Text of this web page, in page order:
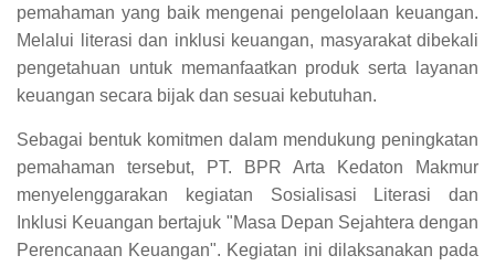
pemahaman yang baik mengenai pengelolaan keuangan.
Melalui literasi dan inklusi keuangan, masyarakat dibekali
pengetahuan untuk memanfaatkan produk serta layanan
keuangan secara bijak dan sesuai kebutuhan.
Sebagai bentuk komitmen dalam mendukung peningkatan
pemahaman tersebut, PT. BPR Arta Kedaton Makmur
menyelenggarakan kegiatan Sosialisasi Literasi dan
Inklusi Keuangan bertajuk "Masa Depan Sejahtera dengan
Perencanaan Keuangan". Kegiatan ini dilaksanakan pada